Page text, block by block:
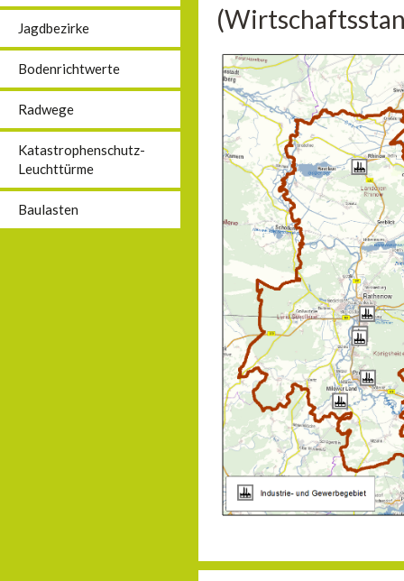
Jagdbezirke
Bodenrichtwerte
Radwege
Katastrophenschutz-
Leuchttürme
Baulasten